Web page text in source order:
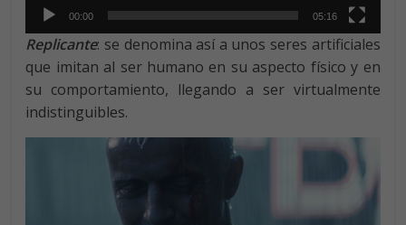
00:00 05:16
Replicante: se denomina así a unos seres artificiales
que imitan al ser humano en su aspecto físico y en
su comportamiento, llegando a ser virtualmente
indistinguibles.